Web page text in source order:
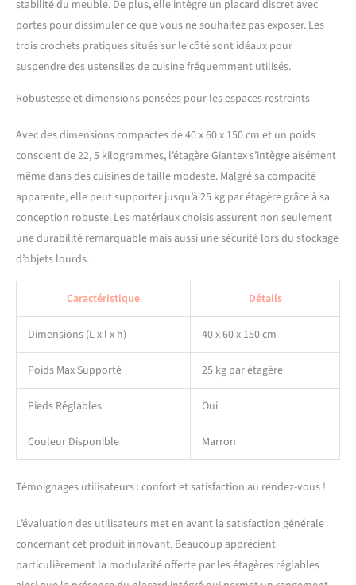
des sols irréguliers. Les deux
étagères supérieures sont
dotées de garde-corps
surélevés à l'arrière pour
articles de tomber.
Cette étagère n'est pas
seulement une étagère de
cuisine, elle convient
également à n'importe quel
endroit de la maison,
comme le salon, le bureau,
le couloir, etc. Son style
styles de décoration.
Facilité du montage : Cette
étagère est de construction
simple et est livrée avec des
pièces numérotées et des
instructions illustrées. Il
suffit de suivre les
instructions et il est facile à
assembler.
stabilité du meuble. De plus, elle intègre un placard discret avec
portes pour dissimuler ce que vous ne souhaitez pas exposer. Les
trois crochets pratiques situés sur le côté sont idéaux pour
suspendre des ustensiles de cuisine fréquemment utilisés.
Robustesse et dimensions pensées pour les espaces restreints
Avec des dimensions compactes de 40 x 60 x 150 cm et un poids
conscient de 22, 5 kilogrammes, l’étagère Giantex s’intègre aisément
même dans des cuisines de taille modeste. Malgré sa compacité
apparente, elle peut supporter jusqu’à 25 kg par étagère grâce à sa
conception robuste. Les matériaux choisis assurent non seulement
une durabilité remarquable mais aussi une sécurité lors du stockage
d’objets lourds.
Caractéristique Détails
Dimensions (L x l x h) 40 x 60 x 150 cm
Poids Max Supporté 25 kg par étagère
Pieds Réglables Oui
Couleur Disponible Marron
Témoignages utilisateurs : confort et satisfaction au rendez-vous !
L’évaluation des utilisateurs met en avant la satisfaction générale
concernant cet produit innovant. Beaucoup apprécient
particulièrement la modularité offerte par les étagères réglables